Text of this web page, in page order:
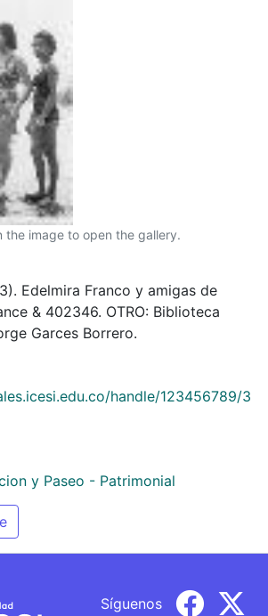
the image to open the gallery.
Edelmira Franco y amigas de
& 402346. OTRO: Biblioteca
Garces Borrero.
handle/123456789/3
y Paseo - Patrimonial
Síguenos